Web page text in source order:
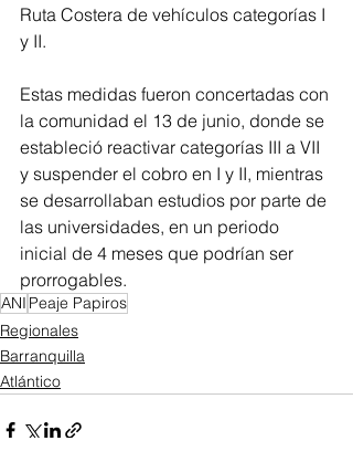
Ruta Costera de vehículos categorías I
y II.
Estas medidas fueron concertadas con
la comunidad el 13 de junio, donde se
estableció reactivar categorías III a VII
y suspender el cobro en I y II, mientras
se desarrollaban estudios por parte de
las universidades, en un periodo
inicial de 4 meses que podrían ser
prorrogables.
ANI Peaje Papiros
Regionales
Barranquilla
Atlántico